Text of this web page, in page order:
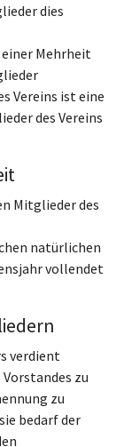
dies
Mehrheit
Vereins ist eine
des Vereins
Mitglieder des
natürlichen
vollendet
verdient
zu
zu
bedarf der